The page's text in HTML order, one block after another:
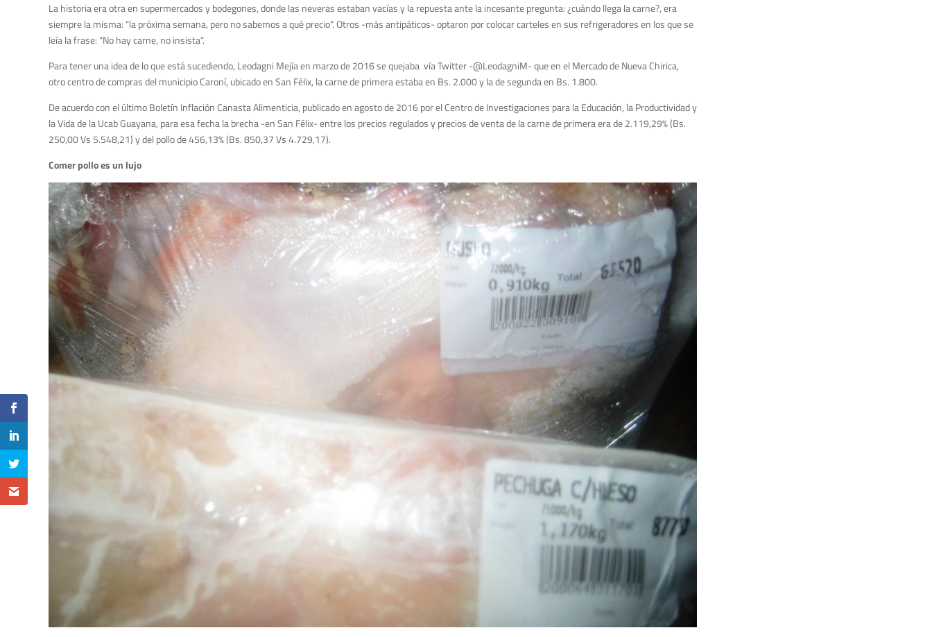
La historia era otra en supermercados y bodegones, donde las neveras estaban vacías y la repuesta ante la incesante pregunta: ¿cuándo llega la carne?, era
siempre la misma: “la próxima semana, pero no sabemos a qué precio”. Otros -más antipáticos- optaron por colocar carteles en sus refrigeradores en los que se
leía la frase: “No hay carne, no insista”.
Para tener una idea de lo que está sucediendo, Leodagni Mejía‏ en marzo de 2016 se quejaba vía Twitter -@LeodagniM- que en el Mercado de Nueva Chirica,
otro centro de compras del municipio Caroní, ubicado en San Félix, la carne de primera estaba en Bs. 2.000 y la de segunda en Bs. 1.800.
De acuerdo con el último Boletín Inflación Canasta Alimenticia, publicado en agosto de 2016 por el Centro de Investigaciones para la Educación, la Productividad y
la Vida de la Ucab Guayana, para esa fecha la brecha -en San Félix- entre los precios regulados y precios de venta de la carne de primera era de 2.119,29% (Bs.
250,00 Vs 5.548,21) y del pollo de 456,13% (Bs. 850,37 Vs 4.729,17).
Comer pollo es un lujo